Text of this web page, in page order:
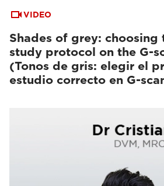
VIDEO
Shades of grey: choosing
study protocol on the G-
(Tonos de gris: elegir el
estudio correcto en G-